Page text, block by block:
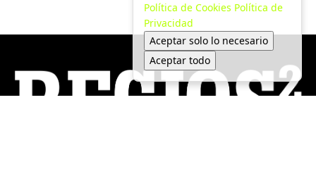
Política de Cookies Política de
Privacidad
Aceptar solo lo necesario
Aceptar todo